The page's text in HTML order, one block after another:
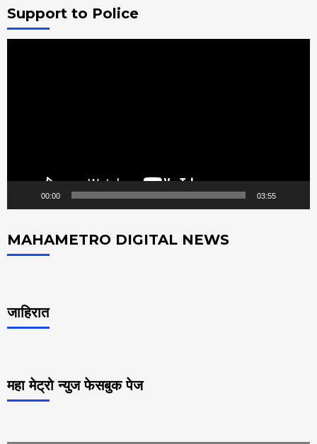
Support to Police
00:00 03:55
MAHAMETRO DIGITAL NEWS
जाहिरात
महा मेट्रो न्युज फेसबुक पेज